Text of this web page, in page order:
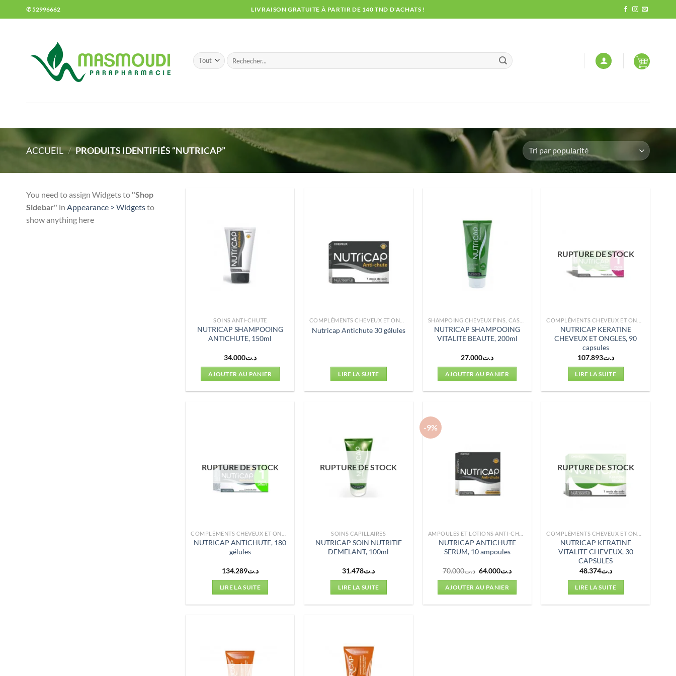
au
✆ 52996662 LIVRAISON GRATUITE À PARTIR DE 140 TND D'ACHATS !
Recherche
pour :
ACCUEIL / PRODUITS IDENTIFIÉS “NUTRICAP”
You need to assign Widgets to "Shop
Sidebar" in Appearance > Widgetsto
show anything here
SOINS ANTI-CHUTE
NUTRICAP SHAMPOOING
ANTICHUTE, 150ml
د.ت34.000
AJOUTER AU PANIER
Nutricap Antichute 30 gélules
LIRE LA SUITE
NUTRICAP SHAMPOOING
VITALITE BEAUTE, 200ml
د.ت27.000
AJOUTER AU PANIER
RUPTURE DE STOCK
NUTRICAP KERATINE
CHEVEUX ET ONGLES, 90
capsules
د.ت107.893
LIRE LA SUITE
RUPTURE DE STOCK
NUTRICAP ANTICHUTE, 180
gélules
د.ت134.289
LIRE LA SUITE
RUPTURE DE STOCK
SOINS CAPILLAIRES
NUTRICAP SOIN NUTRITIF
DEMELANT, 100ml
د.ت31.478
LIRE LA SUITE
-9%
NUTRICAP ANTICHUTE
SERUM, 10 ampoules
د.ت70.000
Le
initial
était :
د.ت64.000
Le
AJOUTER AU PANIER
RUPTURE DE STOCK
NUTRICAP KERATINE
VITALITE CHEVEUX, 30
CAPSULES
د.ت48.374
LIRE LA SUITE